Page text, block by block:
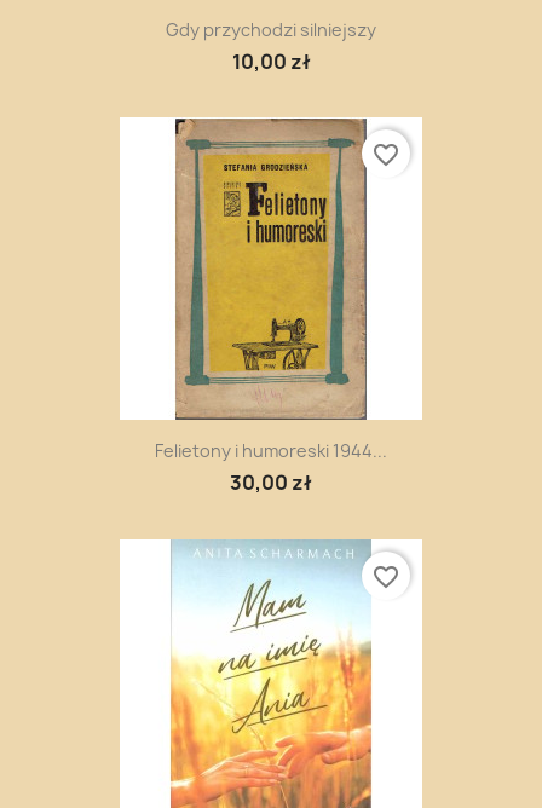
Gdy przychodzi silniejszy
10,00 zł
Felietony i humoreski 1944...
30,00 zł
favorite_border
favorite_border